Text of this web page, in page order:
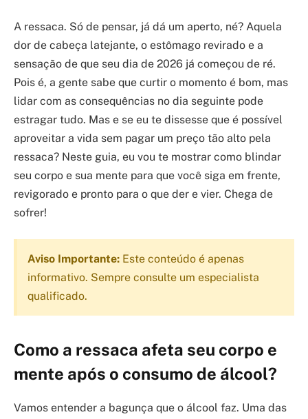
A ressaca. Só de pensar, já dá um aperto, né? Aquela
dor de cabeça latejante, o estômago revirado e a
sensação de que seu dia de 2026 já começou de ré.
Pois é, a gente sabe que curtir o momento é bom, mas
lidar com as consequências no dia seguinte pode
estragar tudo. Mas e se eu te dissesse que é possível
aproveitar a vida sem pagar um preço tão alto pela
ressaca? Neste guia, eu vou te mostrar como blindar
seu corpo e sua mente para que você siga em frente,
revigorado e pronto para o que der e vier. Chega de
sofrer!
Aviso Importante: Este conteúdo é apenas
informativo. Sempre consulte um especialista
qualificado.
Como a ressaca afeta seu corpo e
mente após o consumo de álcool?
Vamos entender a bagunça que o álcool faz. Uma das